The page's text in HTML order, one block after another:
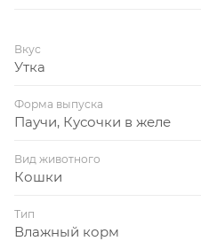
Вкус
Утка
Форма выпуска
Паучи, Кусочки в желе
Вид животного
Кошки
Тип
Влажный корм